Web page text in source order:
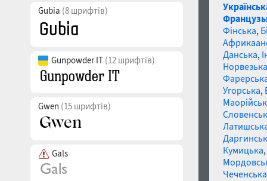
Gubia (8 шрифтів)
Gunpowder IT (12 шрифтів)
Gwen (15 шрифтів)
Gals
Фінська,
Данська,
Норвезька
Угорська,
Кумицька,
Чеченська